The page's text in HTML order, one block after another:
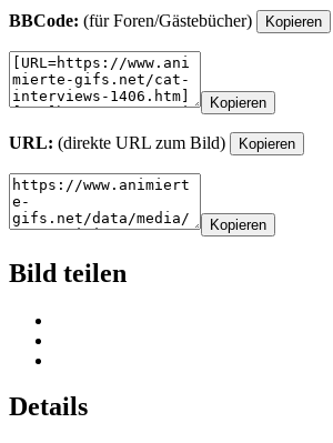
BBCode: (für Foren/Gästebücher) Kopieren
Kopieren
URL: (direkte URL zum Bild) Kopieren
Kopieren
Bild teilen
Details